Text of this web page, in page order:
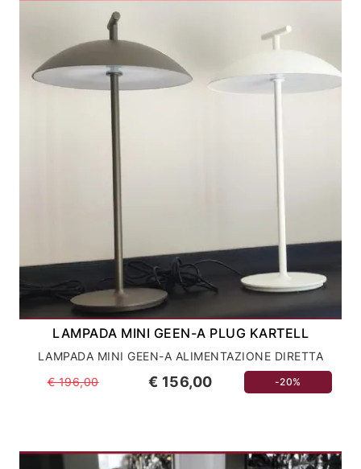
LAMPADA MINI GEEN-A PLUG KARTELL
LAMPADA MINI GEEN-A ALIMENTAZIONE DIRETTA
€ 196,00
€ 156,00 -20%